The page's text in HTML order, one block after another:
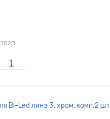
Bi-Led линз 3, хром, комп.2